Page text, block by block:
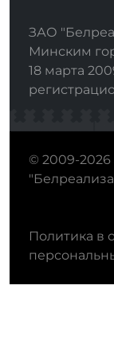
ЗАО
Минским
18 марта
© 2009-
Политика в